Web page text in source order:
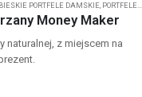
PORTFELE DAMSKIE PORTFELE DAMSKIE MONEY MAKER
Money Maker
naturalnej, z miejscem na